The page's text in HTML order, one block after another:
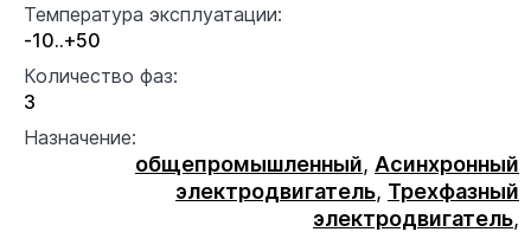
Температура эксплуатации:
-10..+50
Количество фаз:
3
Назначение:
общепромышленный, Асинхронный
электродвигатель, Трехфазный
электродвигатель,